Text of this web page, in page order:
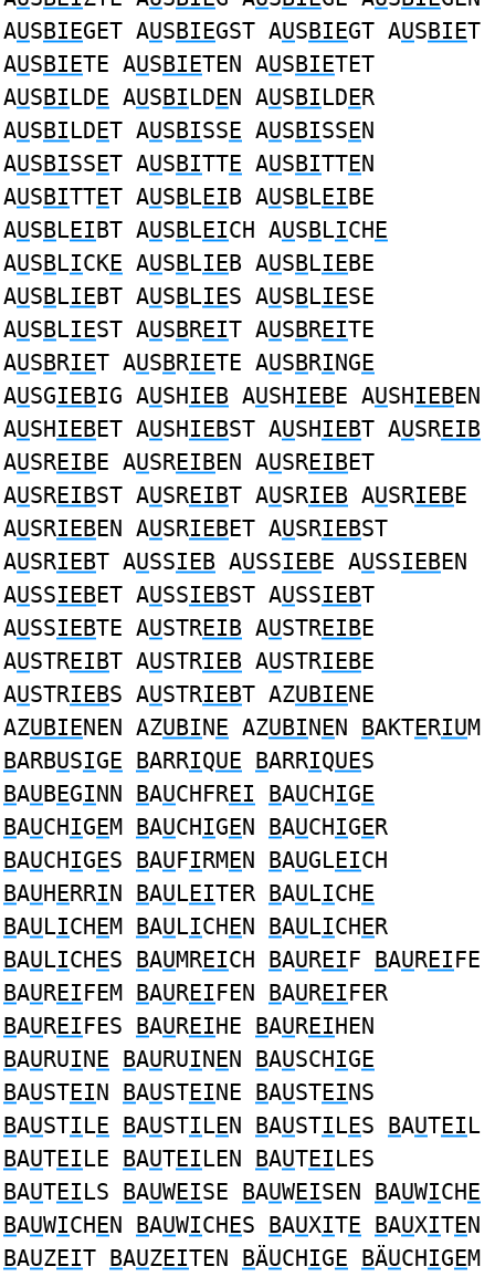
AUSBIEGET AUSBIEGST AUSBIEGT AUSBIET
AUSBIETE AUSBIETEN AUSBIETET
AUSBILDE AUSBILDEN AUSBILDER
AUSBILDET AUSBISSE AUSBISSEN
AUSBISSET AUSBITTE AUSBITTEN
AUSBITTET AUSBLEIB AUSBLEIBE
AUSBLEIBT AUSBLEICH AUSBLICHE
AUSBLICKE AUSBLIEB AUSBLIEBE
AUSBLIEBT AUSBLIES AUSBLIESE
AUSBLIEST AUSBREIT AUSBREITE
AUSBRIET AUSBRIETE AUSBRINGE
AUSGIEBIG AUSHIEB AUSHIEBE AUSHIEBEN
AUSHIEBET AUSHIEBST AUSHIEBT AUSREIB
AUSREIBE AUSREIBEN AUSREIBET
AUSREIBST AUSREIBT AUSRIEB AUSRIEBE
AUSRIEBEN AUSRIEBET AUSRIEBST
AUSRIEBT AUSSIEB AUSSIEBE AUSSIEBEN
AUSSIEBET AUSSIEBST AUSSIEBT
AUSSIEBTE AUSTREIB AUSTREIBE
AUSTREIBT AUSTRIEB AUSTRIEBE
AUSTRIEBS AUSTRIEBT AZUBIENE
AZUBIENEN AZUBINE AZUBINEN BAKTERIUM
BARBUSIGE BARRIQUE BARRIQUES
BAUBEGINN BAUCHFREI BAUCHIGE
BAUCHIGEM BAUCHIGEN BAUCHIGER
BAUCHIGES BAUFIRMEN BAUGLEICH
BAUHERRIN BAULEITER BAULICHE
BAULICHEM BAULICHEN BAULICHER
BAULICHES BAUMREICH BAUREIF BAUREIFE
BAUREIFEM BAUREIFEN BAUREIFER
BAUREIFES BAUREIHE BAUREIHEN
BAURUINE BAURUINEN BAUSCHIGE
BAUSTEIN BAUSTEINE BAUSTEINS
BAUSTILE BAUSTILEN BAUSTILES BAUTEIL
BAUTEILE BAUTEILEN BAUTEILES
BAUTEILS BAUWEISE BAUWEISEN BAUWICHE
BAUWICHEN BAUWICHES BAUXITE BAUXITEN
BAUZEIT BAUZEITEN BÄUCHIGE BÄUCHIGEM